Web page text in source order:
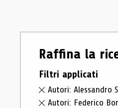
Raffina la
Filtri applicati
Autori: Alessandro
Autori: Federico